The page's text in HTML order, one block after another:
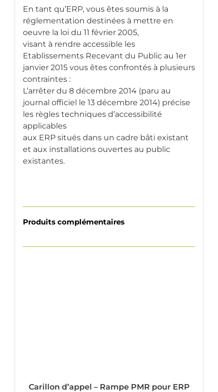
En tant qu’ERP, vous êtes soumis à la
réglementation destinées à mettre en
oeuvre la loi du 11 février 2005,
visant à rendre accessible les
Etablissements Recevant du Public au 1er
janvier 2015 vous êtes confrontés à plusieurs
contraintes :
L’arrêter du 8 décembre 2014 (paru au
journal officiel le 13 décembre 2014) précise
les règles techniques d’accessibilité
applicables
aux ERP situés dans un cadre bâti existant
et aux installations ouvertes au public
existantes.
Produits complémentaires
Carillon d’appel – Rampe PMR pour ERP